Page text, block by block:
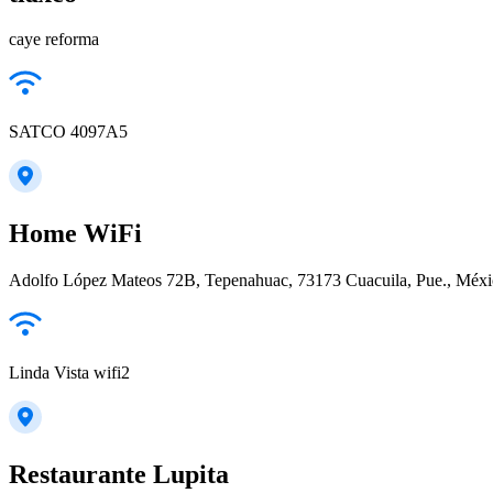
caye reforma
SATCO 4097A5
Home WiFi
Adolfo López Mateos 72B, Tepenahuac, 73173 Cuacuila, Pue.,
Linda Vista wifi2
Restaurante Lupita